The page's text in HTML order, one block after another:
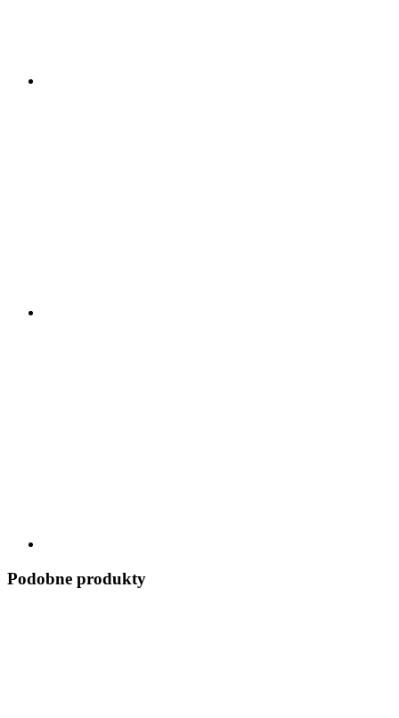
Podobne produkty